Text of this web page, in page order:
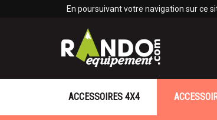
En poursuivant votre navigation sur ce
ACCESSOIRES 4X4
Panneau de gestion des cookies